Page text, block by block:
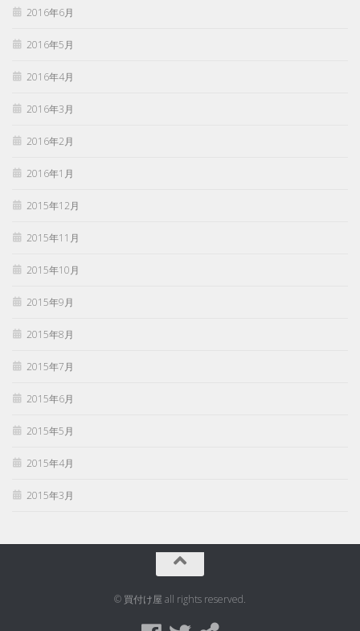
2016年6月
2016年5月
2016年4月
2016年3月
2016年2月
2016年1月
2015年12月
2015年11月
2015年10月
2015年9月
2015年8月
2015年7月
2015年6月
2015年5月
2015年4月
2015年3月
© 買付け屋 all rights reserved.